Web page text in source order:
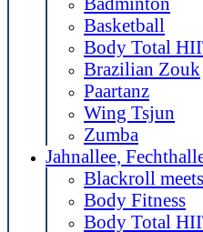
Basketball
Body Total
Brazilian Zouk
Paartanz
Wing Tsjun
Zumba
Jahnallee,
Blackroll
Body Fitness
Body Total